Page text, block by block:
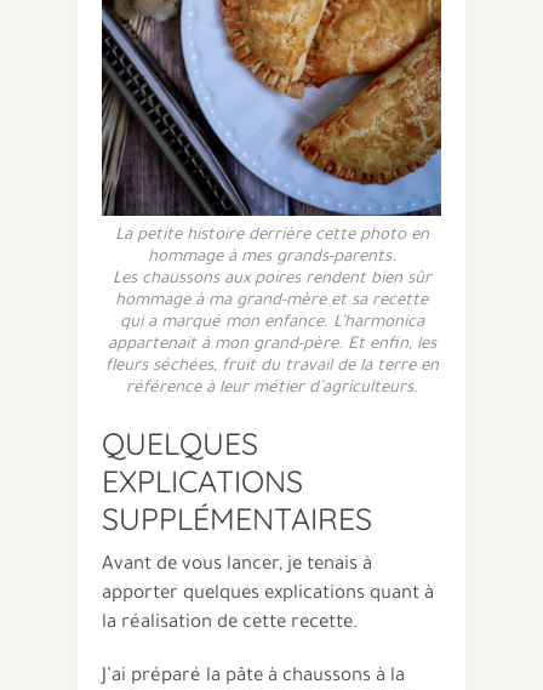
La petite histoire derrière cette photo en
hommage à mes grands-parents.
Les chaussons aux poires rendent bien sûr
hommage à ma grand-mère et sa recette
qui a marqué mon enfance. L’harmonica
appartenait à mon grand-père. Et enfin, les
fleurs séchées, fruit du travail de la terre en
référence à leur métier d’agriculteurs.
QUELQUES
EXPLICATIONS
SUPPLÉMENTAIRES
Avant de vous lancer, je tenais à
apporter quelques explications quant à
la réalisation de cette recette.
J’ai préparé la pâte à chaussons à la